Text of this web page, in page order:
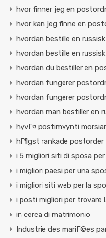
hvor finner jeg en
hvor kan jeg finne en
hvordan bestille en
hvordan bestille en
hvordan du bestiller en
hvordan fungerer
hvordan fungerer
hvordan man bestiller en
hyvГ¤ postimyynti
hГ¶gst rankade
i 5 migliori siti di sposa
i migliori paesi per una
i migliori siti web per la
i posti migliori per trovare
in cerca di matrimonio
Industrie des mariГ©es